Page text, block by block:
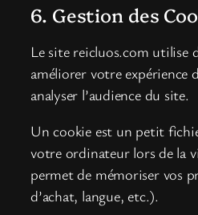
6. Gestion des
Le site reicluos.com utilise
améliorer votre expérience
analyser l’audience du site.
Un cookie est un petit
votre ordinateur lors de la
permet de mémoriser vos
d’achat, langue, etc.).